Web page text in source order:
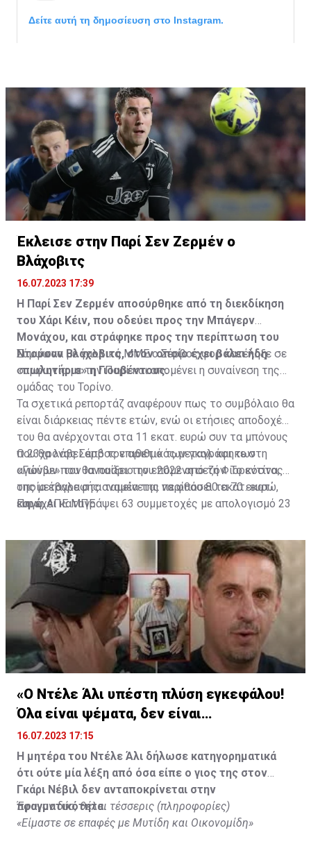
Δείτε αυτή τη δημοσίευση στο Instagram.
Έκλεισε στην Παρί Σεν Ζερμέν ο
Βλάχοβιτς
16.07.2023 17:39
Η Παρί Σεν Ζερμέν αποσύρθηκε από τη διεκδίκηση
του Χάρι Κέιν, που οδεύει προς την Μπάγερν
Μονάχου, και στράφηκε προς την περίπτωση του
Ντούσαν Βλάχοβιτς, στον οποίο έχει βάλει ήδη
«πωλητήριο» η Γιουβέντους.
Σύμφωνα με γαλλικά ΜΜΕ ο Σέρβος φορ κατέληξε σε
συμφωνία με την Παρί και απομένει η συναίνεση της
ομάδας του Τορίνο.
Τα σχετικά ρεπορτάζ αναφέρουν πως το συμβόλαιο θα
είναι διάρκειας πέντε ετών, ενώ οι ετήσιες αποδοχές
του θα ανέρχονται στα 11 εκατ. ευρώ συν τα μπόνους
που θα λάβει από τον αριθμό των γκολ και των
αγώνων που θα παίξει την επόμενη σεζόν. Το κόστος
της μεταγραφής αναμένεται να φθάσει τα 70 εκατ.
ευρώ.
Ο 23χρονος Σέρβος επιθετικός μεταγράφηκε στη
«Γιούβε» τον Ιανουάριο του 2022 από τη Φιορεντίνα, η
οποία έβαλε στα ταμεία της περίπου 80 εκατ. ευρώ,
και έχει καταγράψει 63 συμμετοχές με απολογισμό 23
Πηγή: ΑΠΕ ΜΠΕ
«Ο Ντέλε Άλι υπέστη πλύση εγκεφάλου!
Όλα είναι ψέματα, δεν είναι
υιοθετημένος»
16.07.2023 17:15
Η μητέρα του Ντέλε Άλι δήλωσε κατηγορηματικά
ότι ούτε μία λέξη από όσα είπε ο γιος της στον
Γκάρι Νέβιλ δεν ανταποκρίνεται στην
πραγματικότητα.
Έφυγαν δύο, θέλει τέσσερις (πληροφορίες)
«Είμαστε σε επαφές με Μυτίδη και Οικονομίδη»